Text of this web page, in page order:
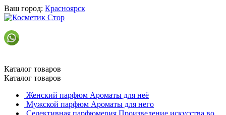
Ваш город: Красноярск
Каталог товаров
Каталог товаров
Женский парфюм Ароматы для неё
Мужской парфюм Ароматы для него
Селективная парфюмерия Произведение искусства во